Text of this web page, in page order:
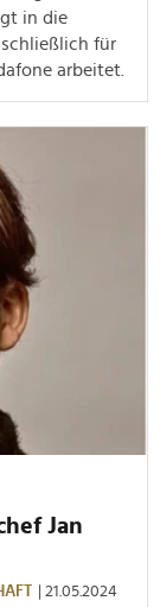
in die
für
arbeitet.
Jan
| 21.05.2024